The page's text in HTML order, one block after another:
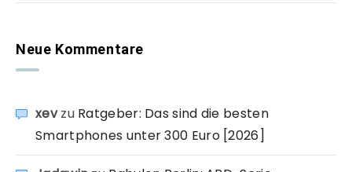
Neue Kommentare
xevzu Ratgeber: Das sind die besten
Smartphones unter 300 Euro [2026]